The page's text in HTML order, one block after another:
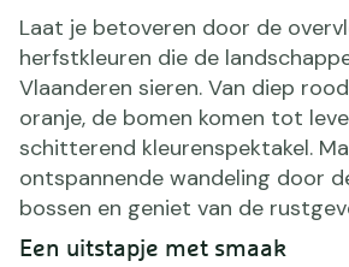
Laat je betoveren door de
herfstkleuren die de
Vlaanderen sieren. Van diep
oranje, de bomen komen tot
schitterend kleurenspektakel.
ontspannende wandeling door
bossen en geniet van de
Een uitstapje met smaak